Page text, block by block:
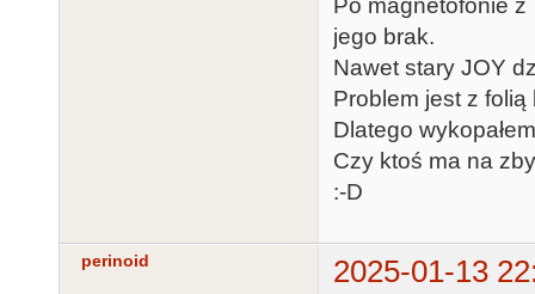
Po magnetofonie
jego brak.
Nawet stary JOY
Problem jest z folią
Dlatego
Czy ktoś ma na
:-D
perinoid
2025-01-13